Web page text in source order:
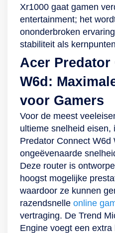
Xr1000 gaat gamen
entertainment; het
ononderbroken
stabiliteit als
Acer Predator
W6d:
voor Gamers
Voor de meest
ultieme snelheid eisen,
Predator Connect W6d
ongeëvenaarde
Deze router is
hoogst mogelijke
waardoor ze kunnen
razendsnelle online
vertraging. De Trend
Engine voegt een